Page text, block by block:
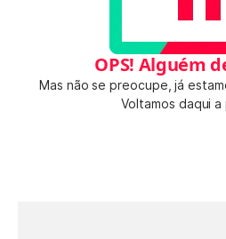
OPS! Alguém
Mas não se preocupe, já
Voltamos daqui a